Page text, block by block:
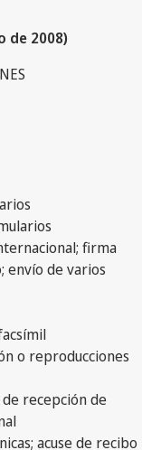
de 2008)
firma
envío de varios
o reproducciones
recepción de
acuse de recibo